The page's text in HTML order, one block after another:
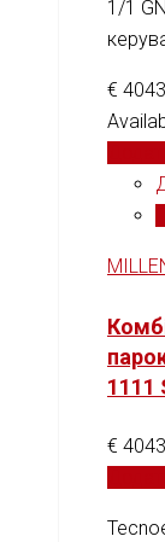
1/1
€
1111
€